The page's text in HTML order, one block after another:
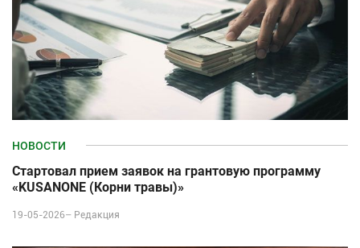
НОВОСТИ
Стартовал прием заявок на грантовую программу
«KUSANONE (Корни травы)»
19-05-2026– Редакция